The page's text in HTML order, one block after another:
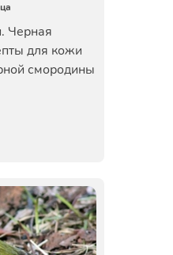
Черная
для кожи
смородины